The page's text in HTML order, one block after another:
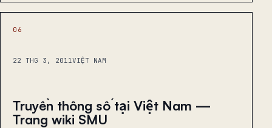
06
22 THG 3, 2011 VIỆT NAM
Truyền thông số tại Việt Nam —
Trang wiki SMU